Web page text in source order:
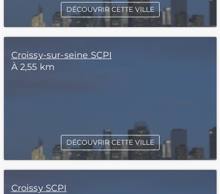
DÉCOUVRIR CETTE VILLE
Croissy-sur-seine SCPI
À 2,55 km
DÉCOUVRIR CETTE VILLE
Croissy SCPI